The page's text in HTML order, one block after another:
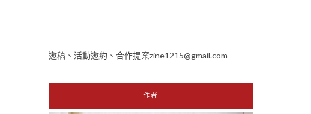
邀稿、活動邀約、合作提案zine1215@gmail.com
作者